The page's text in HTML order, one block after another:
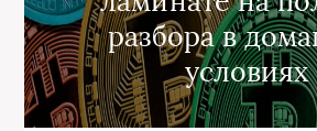
разбора в
условиях